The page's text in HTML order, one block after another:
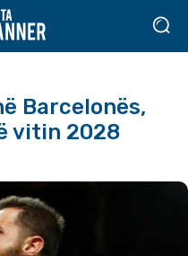
Barcelonës,
vitin 2028